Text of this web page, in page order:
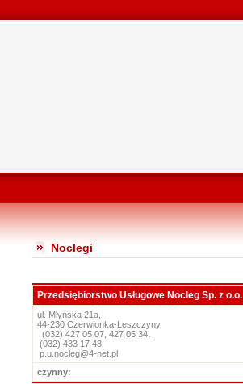
Noclegi
Przedsiębiorstwo Usługowe Nocleg Sp. z o.o.
ul. Młyńska 21a,
44-230 Czerwionka-Leszczyny,
(032) 427 05 07, 427 05 34,
(032) 433 17 48
p.u.nocleg@4-net.pl
czynny: